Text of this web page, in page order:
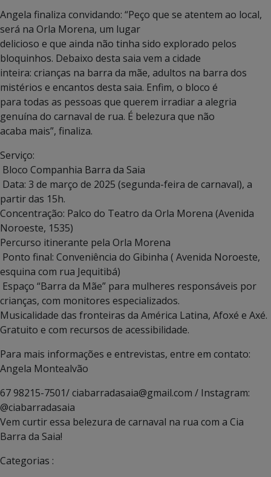
Angela finaliza convidando: “Peço que se atentem ao local,
será na Orla Morena, um lugar
delicioso e que ainda não tinha sido explorado pelos
bloquinhos. Debaixo desta saia vem a cidade
inteira: crianças na barra da mãe, adultos na barra dos
mistérios e encantos desta saia. Enfim, o bloco é
para todas as pessoas que querem irradiar a alegria
genuína do carnaval de rua. É belezura que não
acaba mais”, finaliza.
Serviço:
Bloco Companhia Barra da Saia
Data: 3 de março de 2025 (segunda-feira de carnaval), a
partir das 15h.
Concentração: Palco do Teatro da Orla Morena (Avenida
Noroeste, 1535)
Percurso itinerante pela Orla Morena
Ponto final: Conveniência do Gibinha ( Avenida Noroeste,
esquina com rua Jequitibá)
Espaço “Barra da Mãe” para mulheres responsáveis por
crianças, com monitores especializados.
Musicalidade das fronteiras da América Latina, Afoxé e Axé.
Gratuito e com recursos de acessibilidade.
Para mais informações e entrevistas, entre em contato:
Angela Montealvão
67 98215-7501/ ciabarradasaia@gmail.com / Instagram:
@ciabarradasaia
Vem curtir essa belezura de carnaval na rua com a Cia
Barra da Saia!
Categorias :